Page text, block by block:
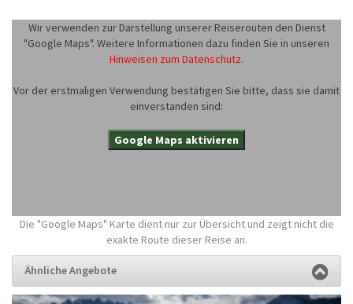
Wir verwenden zur Darstellung unserer Reiserouten den Dienst
"Google Maps". Weitere Informationen dazu finden Sie in unseren
Hinweisen zum Datenschutz.
Vor der erstmaligen Verwendung bestätigen Sie bitte, dass sie damit
einverstanden sind:
Google Maps aktivieren
Die "Google Maps" Karte dient nur zur Übersicht und zeigt nicht die
exakte Route dieser Reise an.
Ähnliche Angebote